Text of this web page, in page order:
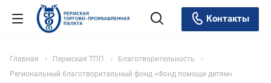
Контакты
Главная Пермская ТПП
Благотворительность
Региональный благотворительный фонд «Фонд помощи детям»